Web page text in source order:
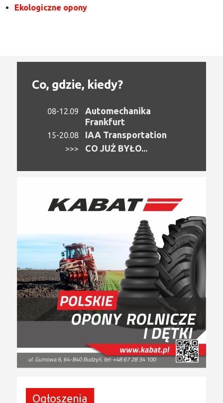
Ekologiczne opony
Co, gdzie, kiedy?
08-12.09
Automechanika
Frankfurt
15-20.08 IAA Transportation
>>> CO JUŻ BYŁO...
Ogłoszenia